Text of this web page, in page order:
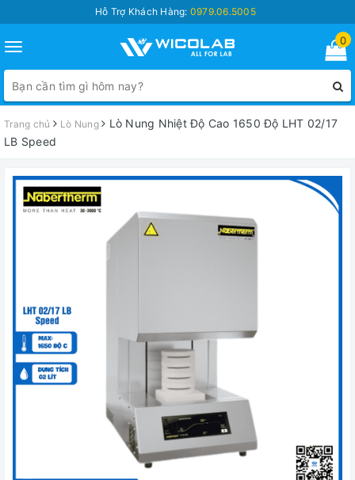
Hỗ Trợ Khách Hàng: 0979.06.5005
Toggle
navigation
0
Trang chủ Lò Nung
Lò Nung Nhiệt Độ Cao 1650 Độ LHT 02/17
LB Speed